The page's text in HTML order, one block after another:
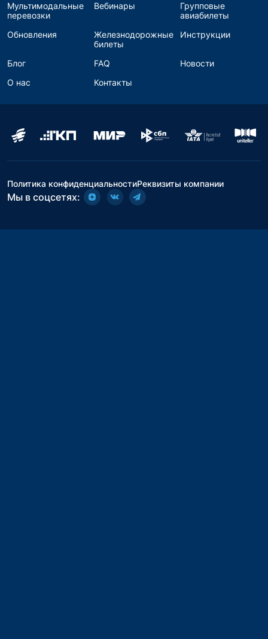
Мультимодальные
перевозки
Вебинары
Групповые
авиабилеты
Обновления
Железнодорожные
билеты
Инструкции
Блог FAQ
Новости
О нас
Контакты
Политика конфиденциальностиРеквизиты компании
Мы в соцсетях: